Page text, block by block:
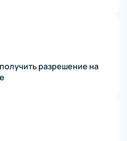
разрешение на